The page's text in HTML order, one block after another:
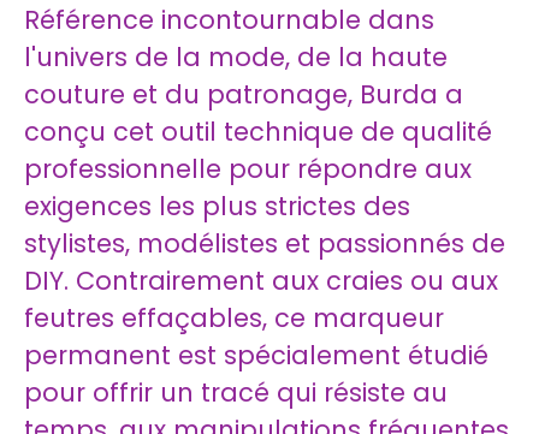
Référence incontournable dans
l'univers de la mode, de la haute
couture et du patronage, Burda a
conçu cet outil technique de qualité
professionnelle pour répondre aux
exigences les plus strictes des
stylistes, modélistes et passionnés de
DIY. Contrairement aux craies ou aux
feutres effaçables, ce marqueur
permanent est spécialement étudié
pour offrir un tracé qui résiste au